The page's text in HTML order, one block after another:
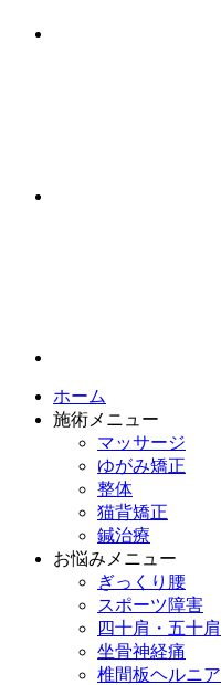
ホーム
施術メニュー
マッサージ
ゆがみ矯正
整体
猫背矯正
鍼治療
お悩みメニュー
ぎっくり腰
スポーツ障害
四十肩・五十肩
坐骨神経痛
椎間板ヘルニア